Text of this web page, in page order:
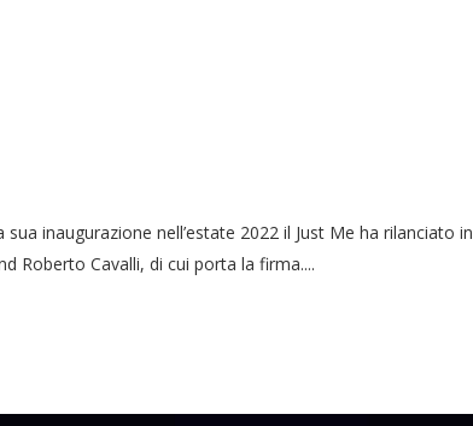
inaugurazione nell’estate 2022 il Just Me ha rilanciato in
Roberto Cavalli, di cui porta la firma....